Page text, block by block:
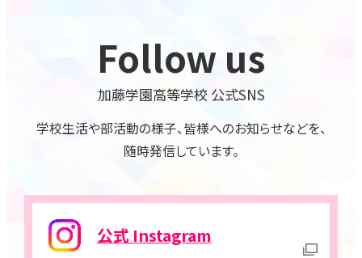
Follow us
加藤学園高等学校 公式SNS
学校生活や部活動の様子、皆様へのお知らせなどを、
随時発信しています。
公式 Instagram